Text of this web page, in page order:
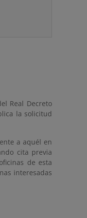
Real Decreto
la solicitud
a aquél en
cita previa
de esta
interesadas